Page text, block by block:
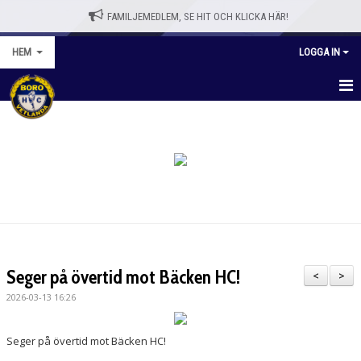
FAMILJEMEDLEM, SE HIT OCH KLICKA HÄR!
HEM LOGGA IN
HEM
KALENDER
>
<
Seger på övertid mot Bäcken HC!
2026-03-13 16:26
Seger på övertid mot Bäcken HC!